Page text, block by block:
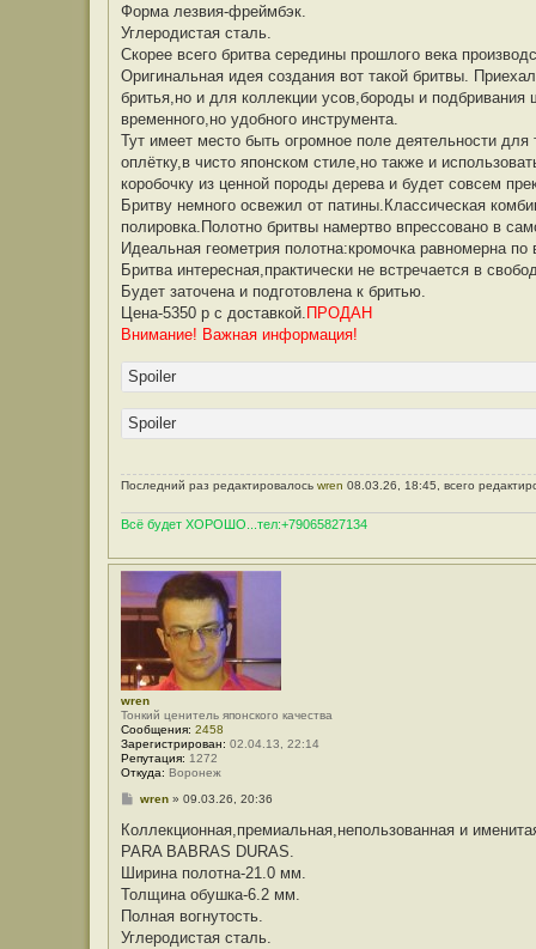
и
е
Форма лезвия-фреймбэк.
Углеродистая сталь.
Скорее всего бритва середины прошлого века
Оригинальная идея создания вот такой бритвы.
бритья,но и для коллекции усов,бороды и
временного,но удобного инструмента.
Тут имеет место быть огромное поле деятельности
оплётку,в чисто японском стиле,но также и
коробочку из ценной породы дерева и будет совсем
Бритву немного освежил от патины.Классическая
полировка.Полотно бритвы намертво впрессовано в
Идеальная геометрия полотна:кромочка равномерна
Бритва интересная,практически не встречается в
Будет заточена и подготовлена к бритью.
Цена-5350 р с доставкой. ПРОДАН
Внимание! Важная информация!
Spoiler
Spoiler
Последний раз редактировалось wren 08.03.26, 18:45, всего
Всё будет ХОРОШО...тел:+79065827134
wren
Тонкий ценитель японского качества
Сообщения: 2458
Зарегистрирован: 02.04.13, 22:14
Репутация: 1272
Откуда: Воронеж
С
о
щ
е
и
е
wren» 09.03.26, 20:36
Коллекционная,премиальная,непользованная и
PARA BABRAS DURAS.
Ширина полотна-21.0 мм.
Толщина обушка-6.2 мм.
Полная вогнутость.
Углеродистая сталь.